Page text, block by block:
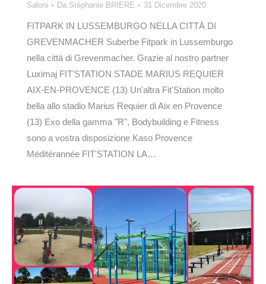
Saloni Da Stéphanie BRIERE 31 Dicembre 2020
FITPARK IN LUSSEMBURGO NELLA CITTÀ DI
GREVENMACHER Suberbe Fitpark in Lussemburgo
nella città di Grevenmacher. Grazie al nostro partner
Luximaj FIT'STATION STADE MARIUS REQUIER
AIX-EN-PROVENCE (13) Un'altra Fit'Station molto
bella allo stadio Marius Requier di Aix en Provence
(13) Exo della gamma "R", Bodybuilding e Fitness
sono a vostra disposizione Kaso Provence
Méditérannée FIT'STATION LA…